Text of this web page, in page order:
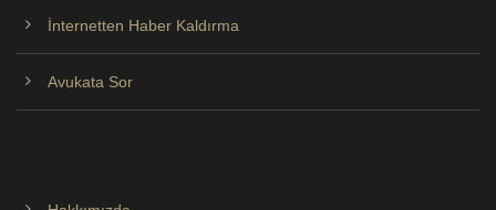
İnternetten Haber Kaldırma
Avukata Sor